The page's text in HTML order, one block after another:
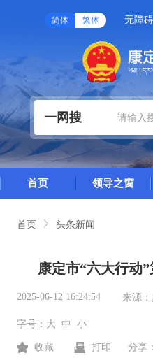
简体 繁体 无障碍
一网搜
首页 领导之窗
首页 头条新闻
康定市“六大行动
2025-06-12 16:24:54 来源：
字号： 大 中 小
收藏 打印 分享：